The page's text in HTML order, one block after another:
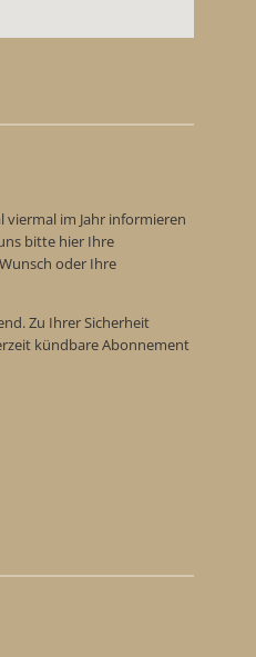
im Jahr informieren
bitte hier Ihre
oder Ihre
Zu Ihrer Sicherheit
kündbare Abonnement